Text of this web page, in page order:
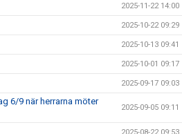
2025-11-22 14:00
2025-10-22 09:29
2025-10-13 09:41
2025-10-01 09:17
2025-09-17 09:03
6/9 när herrarna möter
2025-09-05 09:11